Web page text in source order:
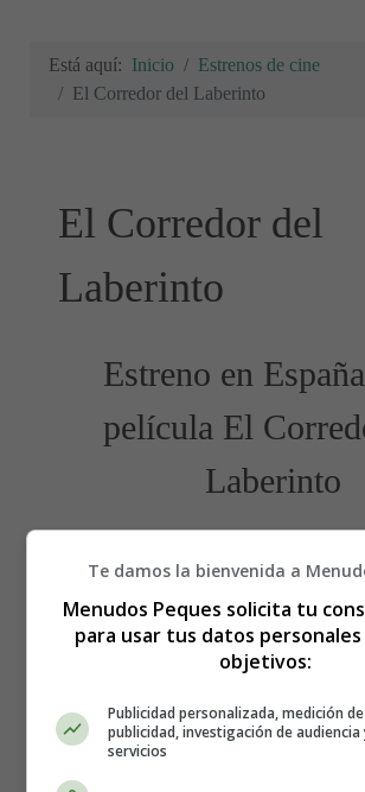
Está aquí: Inicio
Estrenos de cine
El Corredor del Laberinto
El Corredor del
Laberinto
Estreno en
película El
Laberinto
Te damos la bienvenida a
Menudos Peques solicita tu
para usar tus datos
objetivos:
Publicidad personalizada, medición
publicidad, investigación de
servicios